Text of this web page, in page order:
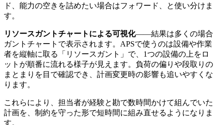
ド、能力の空きを詰めたい場合はフォワード、と使い分けま
す。
リソースガントチャートによる可視化――結果は多くの場合
ガントチャートで表示されます。APSで使うのは設備や作業
者を縦軸に取る「リソースガント」で、1つの設備の上をロ
ットが順番に流れる様子が見えます。負荷の偏りや段取りの
まとまりを目で確認でき、計画変更時の影響も追いやすくな
ります。
これらにより、担当者が経験と勘で数時間かけて組んでいた
計画を、制約を守った形で短時間に組み直せるようになりま
す。